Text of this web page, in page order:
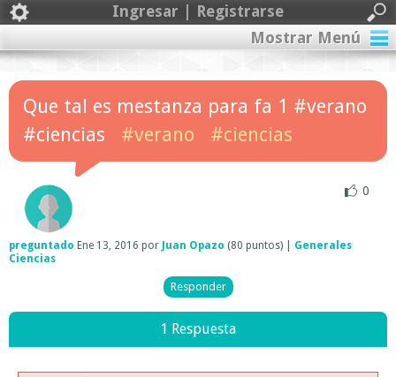
Ingresar | Registrarse
Mostrar Menú
Que tal es mestanza para fa 1 #verano
#ciencias
#verano #ciencias
0
preguntado Ene 13, 2016 por Juan Opazo (80 puntos)
Generales
Ciencias
1 Respuesta